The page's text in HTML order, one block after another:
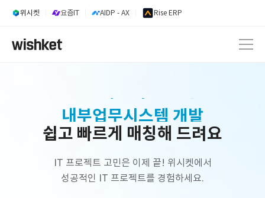
위시켓 요즘IT AIDP - AX Rise ERP
내부업무시스템 개발
웹 서비스 개발
AI 서비스 개발
정부지원사업 외주 개발
쉽고 빠르게 매칭해 드려요
IT 프로젝트 고민은 이제 끝! 위시켓에서
성공적인 IT 프로젝트를 경험하세요.